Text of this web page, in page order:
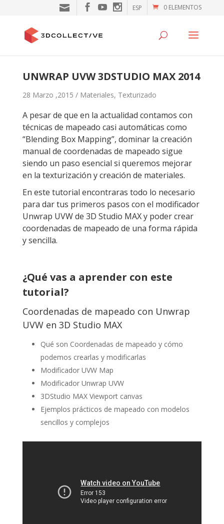
0 ELEMENTOS
ESP
UNWRAP UVW 3DSTUDIO MAX 2014
28 Marzo ,2015 / Materiales, Texturizado
A pesar de que en la actualidad contamos con
técnicas de mapeado casi automáticas como
“Blending Box Mapping”, dominar la creación
manual de coordenadas de mapeado sigue
siendo un paso esencial si queremos mejorar
en la texturización y creación de materiales.
En este tutorial encontraras todo lo necesario
para dar tus primeros pasos con el modificador
Unwrap UVW de 3D Studio MAX y poder crear
coordenadas de mapeado de una forma rápida
y sencilla.
¿Qué vas a aprender con este
tutorial?
Coordenadas de mapeado con Unwrap
UVW en 3D Studio MAX
Qué son Coordenadas de mapeado y cómo
podemos crearlas y modificarlas
Modificador UVW Map
Modificador Unwrap UVW
3DStudio MAX Viewport canvas
Ejemplos prácticos de mapeado con modelos
sencillos y complejos